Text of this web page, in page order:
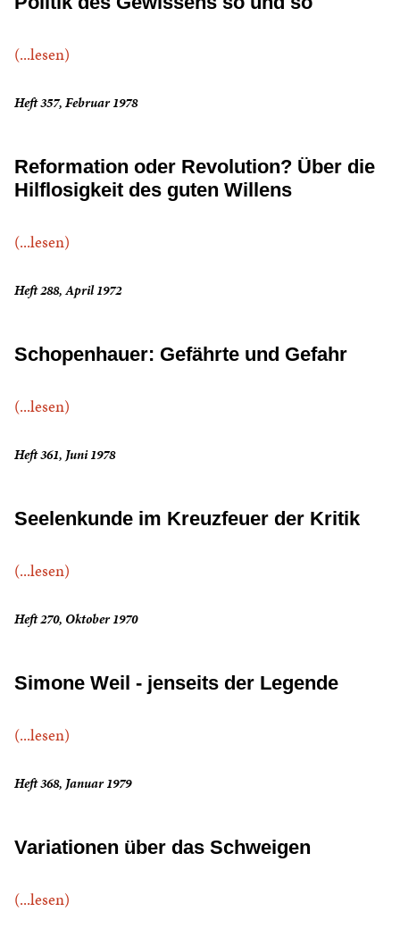
(...lesen)
Heft 357, Februar 1978
Reformation oder Revolution? Über die
Hilflosigkeit des guten Willens
(...lesen)
Heft 288, April 1972
Schopenhauer: Gefährte und Gefahr
(...lesen)
Heft 361, Juni 1978
Seelenkunde im Kreuzfeuer der Kritik
(...lesen)
Heft 270, Oktober 1970
Simone Weil - jenseits der Legende
(...lesen)
Heft 368, Januar 1979
Variationen über das Schweigen
(...lesen)